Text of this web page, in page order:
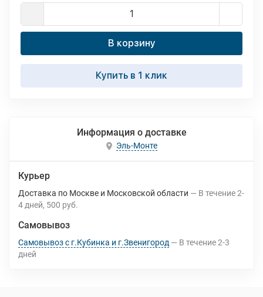
В корзину
Купить в 1 клик
Информация о доставке
Эль-Монте
Курьер
Доставка по Москве и Московской области В течение2-
4 дней 500 руб.
Самовывоз
Самовывоз с г.Кубинка и г.Звенигород В течение2-3
дней